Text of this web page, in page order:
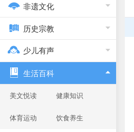
非遗文化
历史宗教
少儿有声
生活百科
美文悦读 健康知识
体育运动 饮食养生